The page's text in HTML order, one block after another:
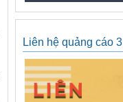
Liên hệ quảng cáo 3